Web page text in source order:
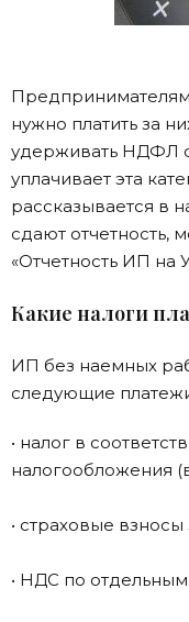
нужно платить за
удерживать НДФЛ с
уплачивает эта
рассказывается в
сдают отчетность,
«Отчетность ИП на
Какие налоги
ИП без наемных
следующие
• налог в
налогообложения
• страховые взносы
• НДС по